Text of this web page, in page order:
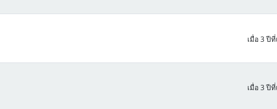
เมื่อ 3 ปี
เมื่อ 3 ปี